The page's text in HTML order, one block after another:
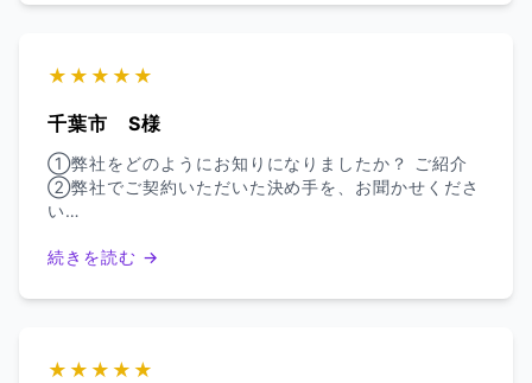
★★★★★
千葉市 S様
①弊社をどのようにお知りになりましたか？ ご紹介
②弊社でご契約いただいた決め手を、お聞かせくださ
い…
続きを読む →
★★★★★